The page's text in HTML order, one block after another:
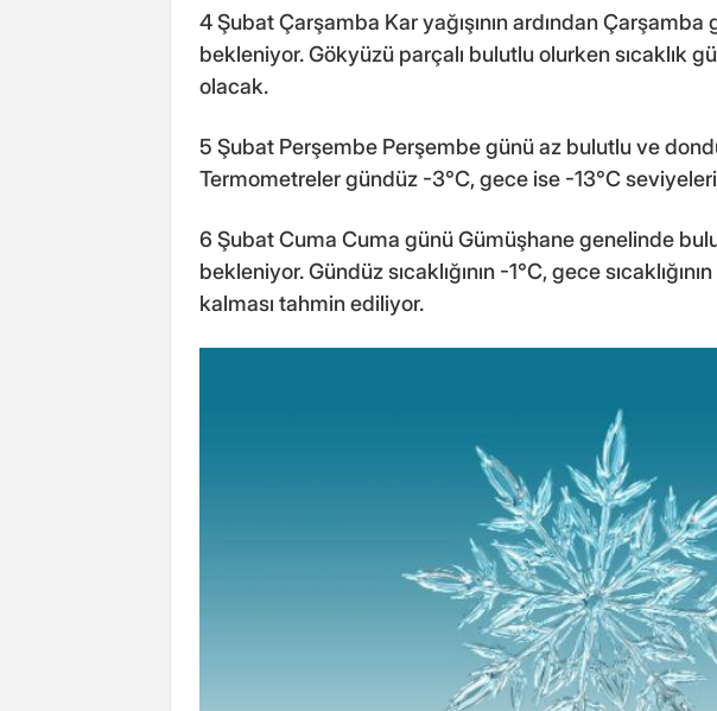
4 Şubat Çarşamba Kar yağışının ardından
bekleniyor. Gökyüzü parçalı bulutlu olurken sıcaklık
olacak.
5 Şubat Perşembe Perşembe günü az bulutlu ve
Termometreler gündüz -3°C, gece ise -13°C
6 Şubat Cuma Cuma günü Gümüşhane genelinde
bekleniyor. Gündüz sıcaklığının -1°C, gece
kalması tahmin ediliyor.